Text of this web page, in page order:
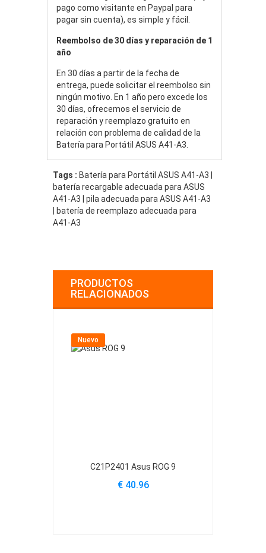
pago como visitante en Paypal para
pagar sin cuenta), es simple y fácil.
Reembolso de 30 días y reparación de 1
año
En 30 días a partir de la fecha de
entrega, puede solicitar el reembolso sin
ningún motivo. En 1 año pero excede los
30 días, ofrecemos el servicio de
reparación y reemplazo gratuito en
relación con problema de calidad de la
Batería para Portátil ASUS A41-A3.
Tags : Batería para Portátil ASUS A41-A3 |
batería recargable adecuada para ASUS
A41-A3 | pila adecuada para ASUS A41-A3
| batería de reemplazo adecuada para
A41-A3
PRODUCTOS
RELACIONADOS
Nuevo
C21P2401 Asus ROG 9
€ 40.96